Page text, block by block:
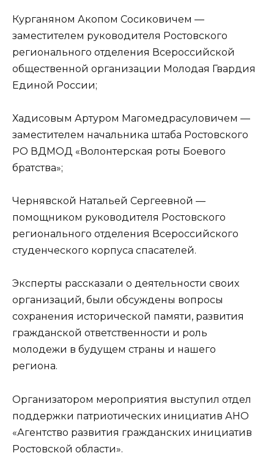
Курганяном Акопом Сосиковичем —
заместителем руководителя Ростовского
регионального отделения Всероссийской
общественной организации Молодая Гвардия
Единой России;
Хадисовым Артуром Магомедрасуловичем —
заместителем начальника штаба Ростовского
РО ВДМОД «Волонтерская роты Боевого
братства»;
Чернявской Натальей Сергеевной —
помощником руководителя Ростовского
регионального отделения Всероссийского
студенческого корпуса спасателей.
Эксперты рассказали о деятельности своих
организаций, были обсуждены вопросы
сохранения исторической памяти, развития
гражданской ответственности и роль
молодежи в будущем страны и нашего
региона.
Организатором мероприятия выступил отдел
поддержки патриотических инициатив АНО
«Агентство развития гражданских инициатив
Ростовской области».